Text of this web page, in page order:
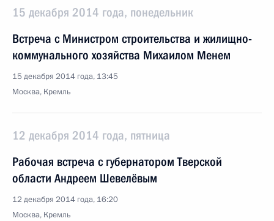
15 декабря 2014 года, понедельник
Встреча с Министром строительства и жилищно-
коммунального хозяйства Михаилом Менем
15 декабря 2014 года, 13:45
Москва, Кремль
12 декабря 2014 года, пятница
Рабочая встреча с губернатором Тверской
области Андреем Шевелёвым
12 декабря 2014 года, 16:20
Москва, Кремль